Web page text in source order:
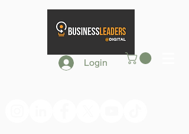
Login